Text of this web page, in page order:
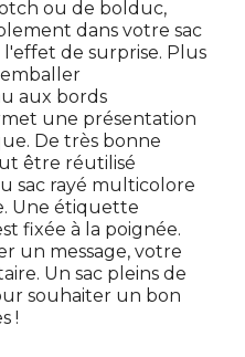
ou de bolduc,
dans votre sac
de surprise. Plus
aux bords
une présentation
De très bonne
être réutilisé
sac rayé multicolore
Une étiquette
fixée à la poignée.
un message, votre
Un sac pleins de
souhaiter un bon
!